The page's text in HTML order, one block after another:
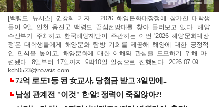
[백령도=뉴시스] 권창회 기자 = 2026 해양문화대장정에 참가한 대학생
들이 9일 인천 옹진군 백령도 끝섬전망대를 찾아 둘러보고 있다. 해양
수산부가 주최하고 한국해양재단이 주관하는 이번 '2026 해양문화대장
정'은 대학생들에게 해양문화 탐방 기회를 제공해 해양에 대한 긍정적
인 인식을 높이고, 해양문화에 대한 이해와 관심을 도모하기 위해 마
련됐다. 8일부터 17일까지 9박10일 일정으로 진행된다. 2026.07.09.
kch0523@newsis.com